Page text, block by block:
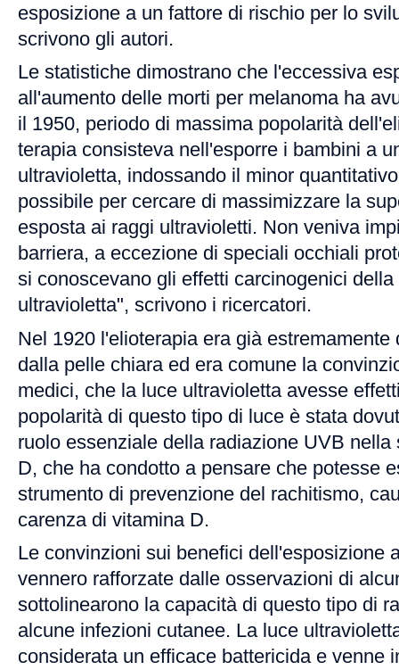
esposizione a un fattore di rischio per lo
scrivono gli autori.
Le statistiche dimostrano che l'eccessiva
all'aumento delle morti per melanoma ha
il 1950, periodo di massima popolarità
terapia consisteva nell'esporre i bambini a
ultravioletta, indossando il minor
possibile per cercare di massimizzare la
esposta ai raggi ultravioletti. Non veniva
barriera, a eccezione di speciali occhiali
si conoscevano gli effetti carcinogenici
ultravioletta", scrivono i ricercatori.
Nel 1920 l'elioterapia era già
dalla pelle chiara ed era comune la
medici, che la luce ultravioletta avesse
popolarità di questo tipo di luce è stata
ruolo essenziale della radiazione UVB
D, che ha condotto a pensare che potesse
strumento di prevenzione del rachitismo,
carenza di vitamina D.
Le convinzioni sui benefici dell'esposizione
vennero rafforzate dalle osservazioni di
sottolinearono la capacità di questo tipo di
alcune infezioni cutanee. La luce
considerata un efficace battericida e venne